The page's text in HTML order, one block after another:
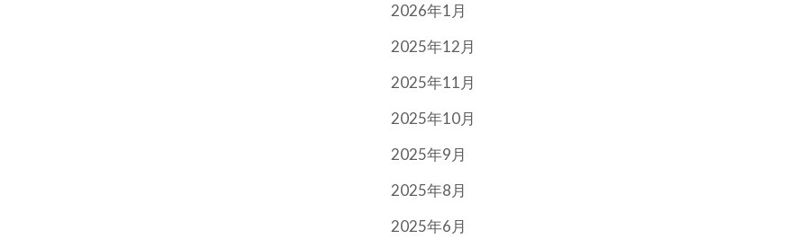
2026年1月
2025年12月
2025年11月
2025年10月
2025年9月
2025年8月
2025年6月